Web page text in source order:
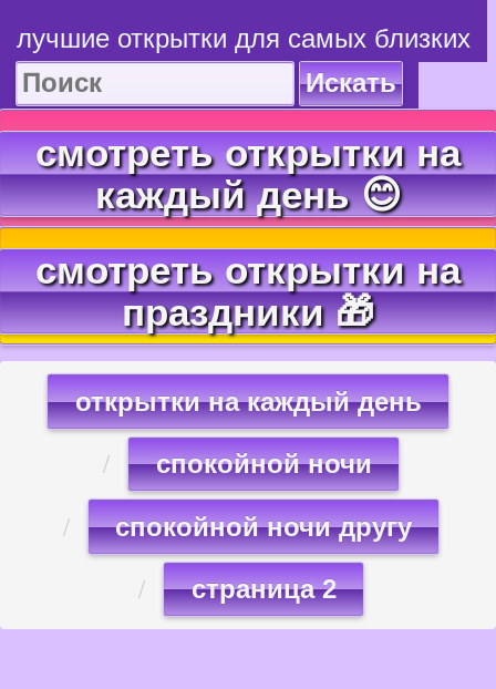
лучшие открытки для самых близких
Искать
смотреть открытки на
каждый день 😊
смотреть открытки на
праздники 🎁
открытки на каждый день
спокойной ночи
спокойной ночи другу
страница 2